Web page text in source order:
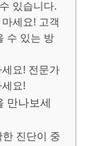
있습니다.
세요! 고객
수 있는 방
요! 전문가
요!
만나보세
진단이 중